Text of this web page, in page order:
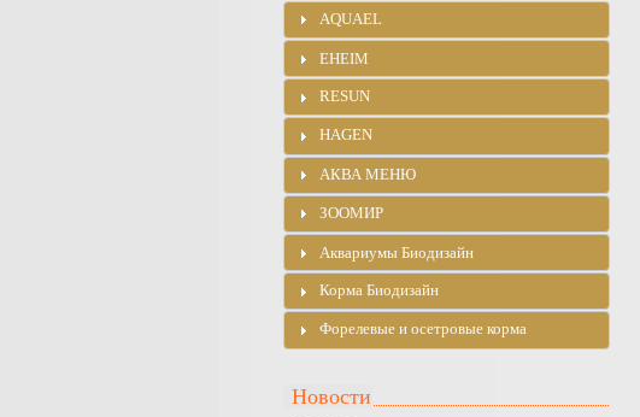
AQUAEL
EHEIM
RESUN
HAGEN
АКВА МЕНЮ
ЗООМИР
Аквариумы Биодизайн
Корма Биодизайн
Форелевые и осетровые корма
Новости